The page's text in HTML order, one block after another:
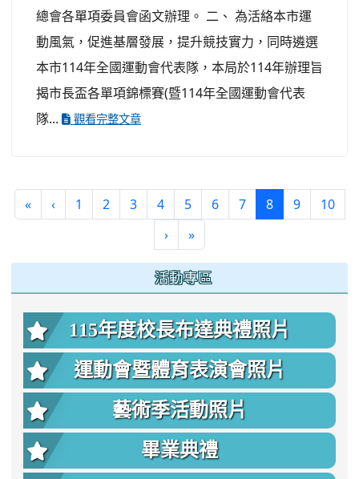
總會各單項委員會函文辦理。 二、 為活絡本市運
動風氣，促進基層發展，提升競技實力，同時遴選
本市114年全國運動會代表隊，本局於114年辦理旨
揭市長盃各單項錦標賽(暨114年全國運動會代表
隊...
觀看完整文章
« ‹ 1 2 3 4 5 6 7 8(current)
9
10
›
»
活動專區
115年度校長布達典禮照片
運動會暨體育表演會照片
藝術季活動照片
畢業典禮